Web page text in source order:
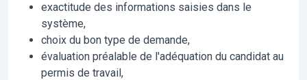
exactitude des informations saisies dans le
système,
choix du bon type de demande,
évaluation préalable de l'adéquation du candidat au
permis de travail,